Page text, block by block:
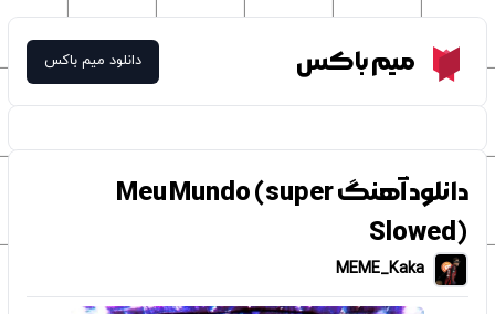
Meme Boxمیم باکس دانلود میم باکس
دانلود آهنگ Meu Mundo (super
Slowed)
MEME_Kaka